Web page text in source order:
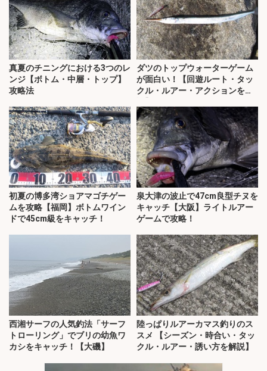
真夏のチニングにおける3つのレ
ンジ【ボトム・中層・トップ】
攻略法
ダツのトップウォーターゲーム
が面白い！【回遊ルート・タッ
クル・ルアー・アクションを解
初夏の博多湾ショアマゴチゲー
ムを攻略【福岡】ボトムワイン
ドで45cm級をキャッチ！
泉大津の波止で47cm良型チヌを
キャッチ【大阪】ライトルアー
ゲームで攻略！
西湘サーフの人気釣法「サーフ
トローリング」でブリの幼魚ワ
カシをキャッチ！【大磯】
陸っぱりルアーカマス釣りのス
スメ 【シーズン・時合い・タッ
クル・ルアー・誘い方を解説】